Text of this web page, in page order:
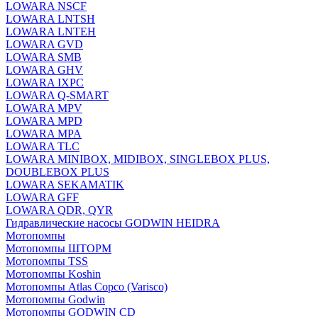
LOWARA NSCF
LOWARA LNTSH
LOWARA LNTEH
LOWARA GVD
LOWARA SMB
LOWARA GHV
LOWARA IXPС
LOWARA Q-SMART
LOWARA MPV
LOWARA MPD
LOWARA MPA
LOWARA TLC
LOWARA MINIBOX, MIDIBOX, SINGLEBOX PLUS,
DOUBLEBOX PLUS
LOWARA SEKAMATIK
LOWARA GFF
LOWARA QDR, QYR
Гидравлические насосы GODWIN HEIDRA
Мотопомпы
Мотопомпы ШТОРМ
Мотопомпы TSS
Мотопомпы Koshin
Мотопомпы Atlas Copco (Varisco)
Мотопомпы Godwin
Мотопомпы GODWIN CD